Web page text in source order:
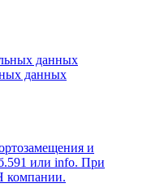
данных
данных
и
или info. При
компании.